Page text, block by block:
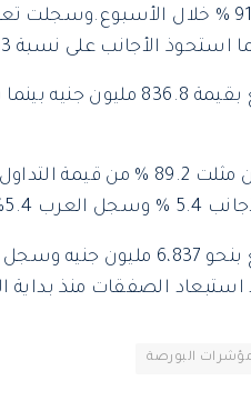
نسبة 5.3% والعرب على 5.5 % بعد استبعاد الصفقات.
يذكر أن تعاملات المصريين
5.4%.
الصفقات منذ بداية
البورصة